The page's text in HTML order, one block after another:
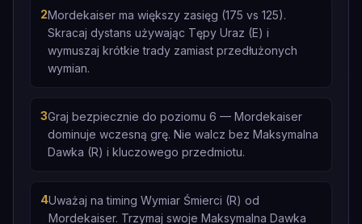
2Mordekaiser ma większy zasięg (175 vs 125).
Skracaj dystans używając Tępy Uraz (E) i
wymuszaj krótkie trady zamiast przedłużonych
wymian.
3Graj bezpiecznie do poziomu 6 — Mordekaiser
dominuje wczesną grę. Nie walcz bez Maksymalna
Dawka (R) i kluczowego przedmiotu.
4Uważaj na timing Wymiar Śmierci (R) od
Mordekaiser. Trzymaj swoje Maksymalna Dawka